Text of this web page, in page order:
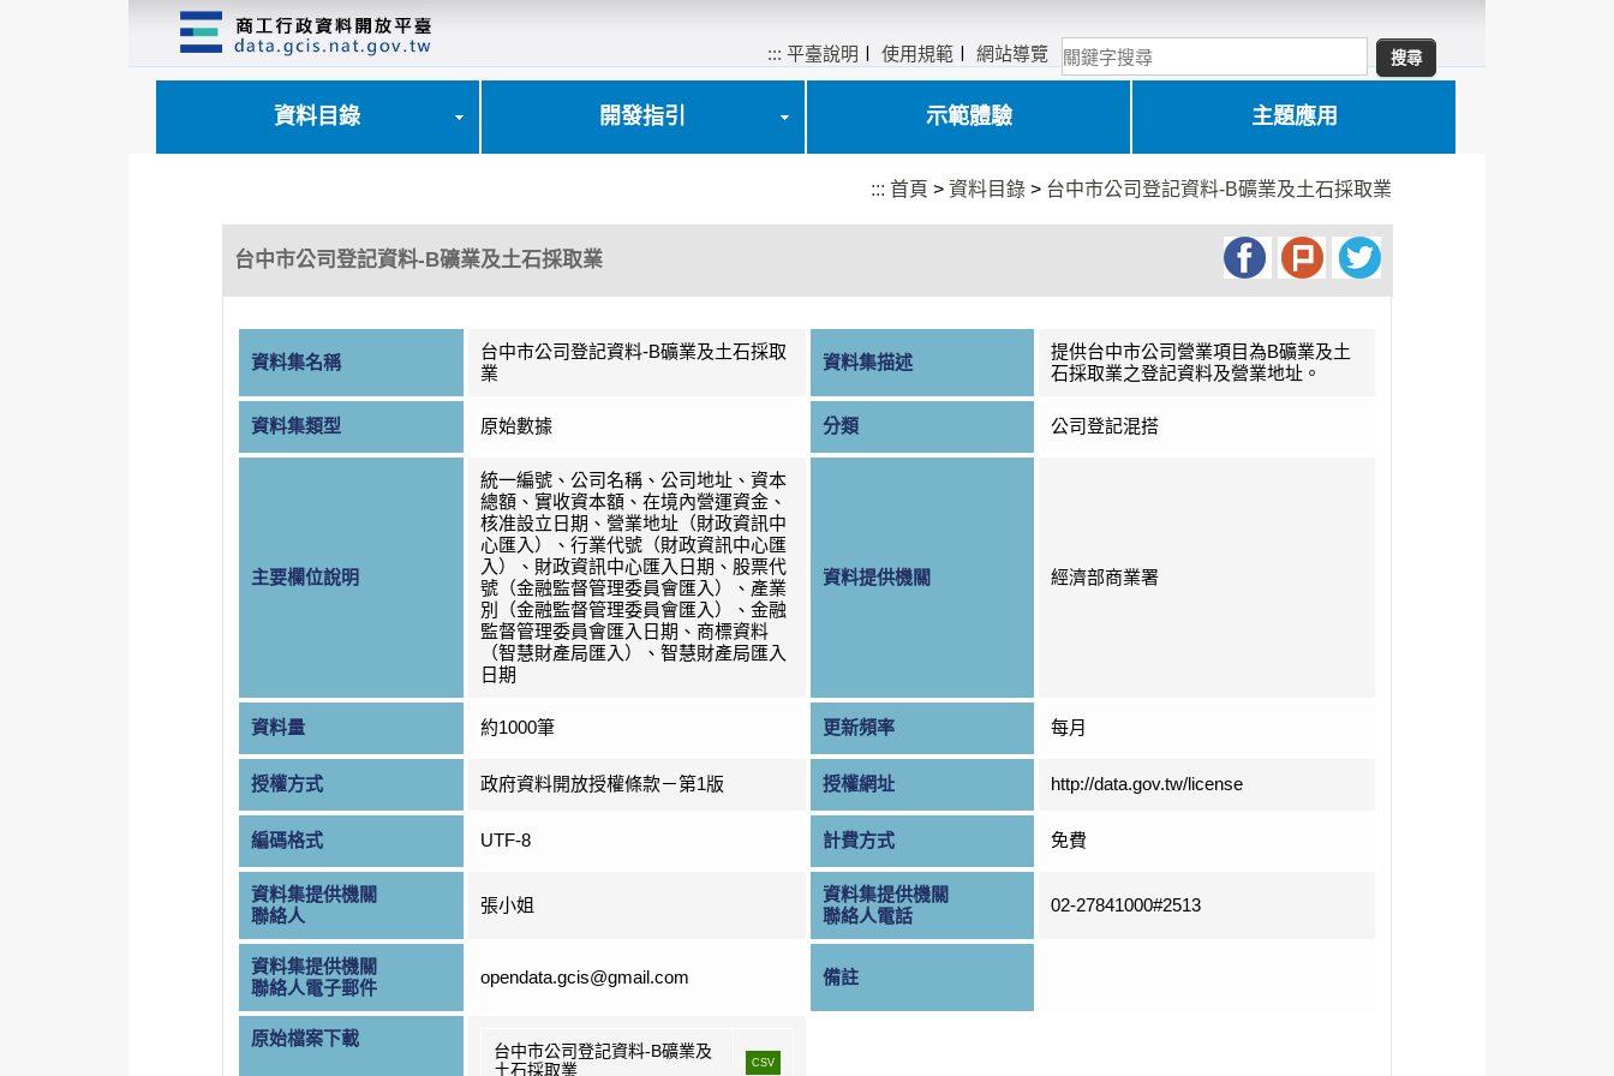
::: 平臺說明 〡使用規範 〡網站導覽
資料目錄 開發指引 示範體驗 主題應用
::: 首頁 >資料目錄 > 台中市公司登記資料-B礦業及土石採取業
台中市公司登記資料-B礦業及土石採取業
資料集名稱
台中市公司登記資料-B礦業及土石採取
業
資料集描述
提供台中市公司營業項目為B礦業及土
石採取業之登記資料及營業地址。
資料集類型 原始數據 分類 公司登記混搭
主要欄位說明
統一編號、公司名稱、公司地址、資本
總額、實收資本額、在境內營運資金、
核准設立日期、營業地址（財政資訊中
心匯入）、行業代號（財政資訊中心匯
入）、財政資訊中心匯入日期、股票代
號（金融監督管理委員會匯入）、產業
別（金融監督管理委員會匯入）、金融
監督管理委員會匯入日期、商標資料
（智慧財產局匯入）、智慧財產局匯入
日期
資料提供機關 經濟部商業署
資料量 約1000筆 更新頻率 每月
授權方式 政府資料開放授權條款－第1版 授權網址 http://data.gov.tw/license
編碼格式 UTF-8 計費方式 免費
資料集提供機關
聯絡人
張小姐
資料集提供機關
聯絡人電話
02-27841000#2513
資料集提供機關
聯絡人電子郵件
opendata.gcis@gmail.com 備註
原始檔案下載
台中市公司登記資料-B礦業及
土石採取業
CSV